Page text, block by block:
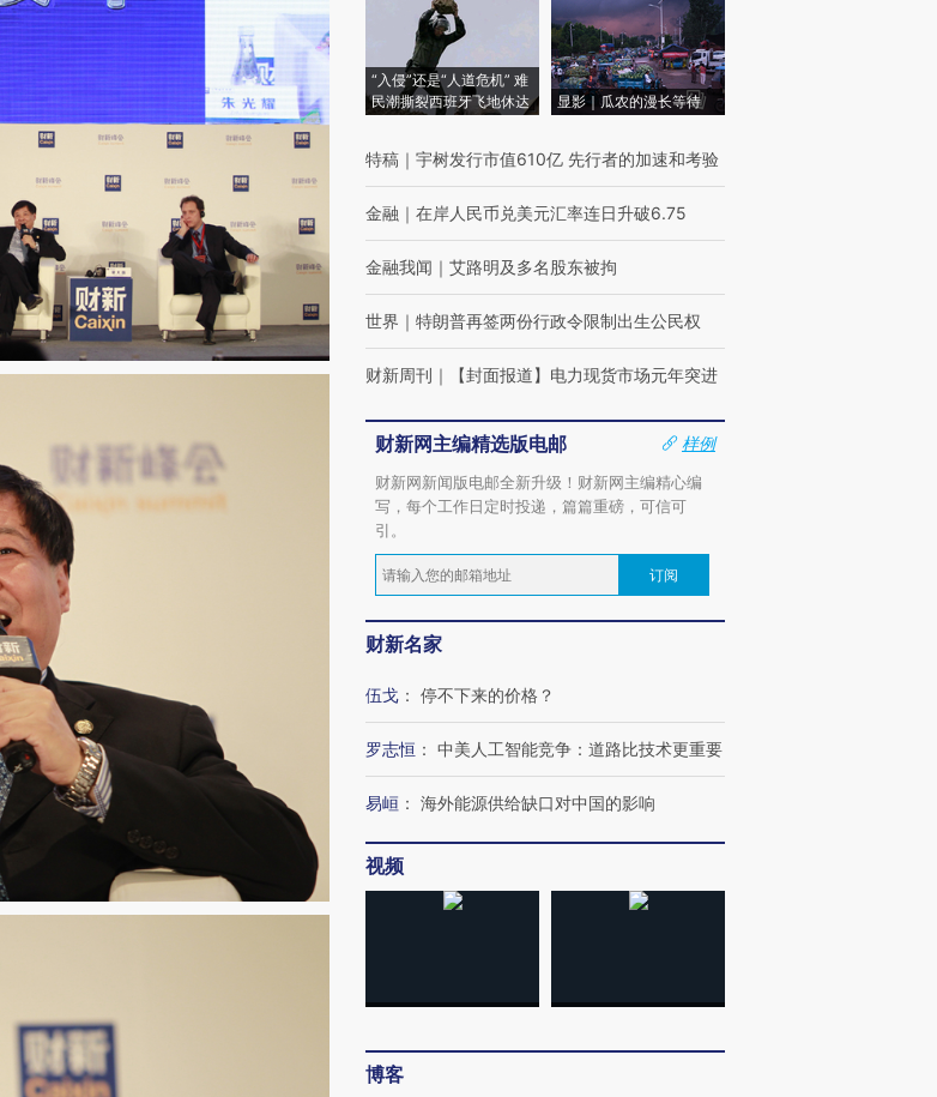
“入侵”还是“人道危机” 难
民潮撕裂西班牙飞地休达
显影｜瓜农的漫长等待
特稿 ｜ 宇树发行市值610亿 先行者的加速和考验
金融 ｜ 在岸人民币兑美元汇率连日升破6.75
金融我闻 ｜ 艾路明及多名股东被拘
世界 ｜ 特朗普再签两份行政令限制出生公民权
财新周刊 ｜ 【封面报道】电力现货市场元年突进
财新网主编精选版电邮
样例
财新网新闻版电邮全新升级！财新网主编精心编
写，每个工作日定时投递，篇篇重磅，可信可
引。
订阅
财新名家
伍戈 ： 停不下来的价格？
罗志恒 ： 中美人工智能竞争：道路比技术更重要
易峘 ： 海外能源供给缺口对中国的影响
视频
博客